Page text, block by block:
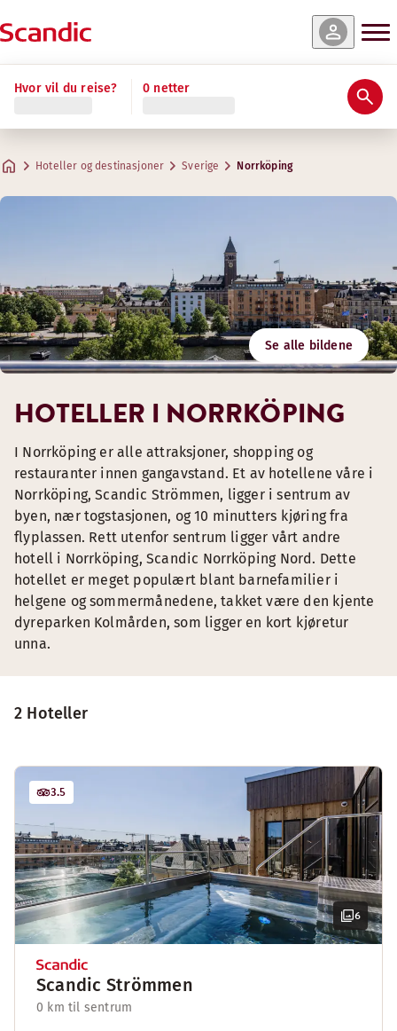
Hvor vil du reise? 0 netter
Hoteller og destinasjoner Sverige Norrköping
Se alle bildene
2 Hoteller
6
3.5
Scandic Strömmen
0 km til sentrum
HOTELLER I NORRKÖPING
I Norrköping er alle attraksjoner, shopping og
restauranter innen gangavstand. Et av hotellene våre i
Norrköping, Scandic Strömmen, ligger i sentrum av
byen, nær togstasjonen, og 10 minutters kjøring fra
flyplassen. Rett utenfor sentrum ligger vårt andre
hotell i Norrköping, Scandic Norrköping Nord. Dette
hotellet er meget populært blant barnefamilier i
helgene og sommermånedene, takket være den kjente
dyreparken Kolmården, som ligger en kort kjøretur
unna.